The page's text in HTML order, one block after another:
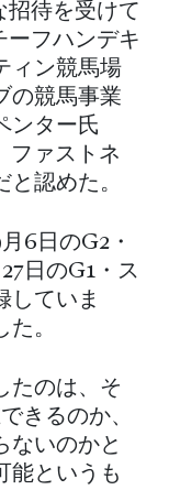
招待を受けて
ーフハンデキ
ィン競馬場
の競馬事業
ンター氏
ファストネ
認めた。
6日のG2・
日のG1・ス
していま
。
たのは、そ
きるのか、
ないのかと
能というも